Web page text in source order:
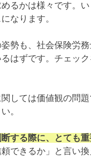
るかは様々です。
なります。
勢も、社会保険労
はずです。チェッ
しては価値観の問
。
する際に、とても
頼できるか」と言い